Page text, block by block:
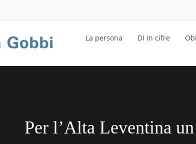
La persona DI in cifre
Per l’Alta Leventina